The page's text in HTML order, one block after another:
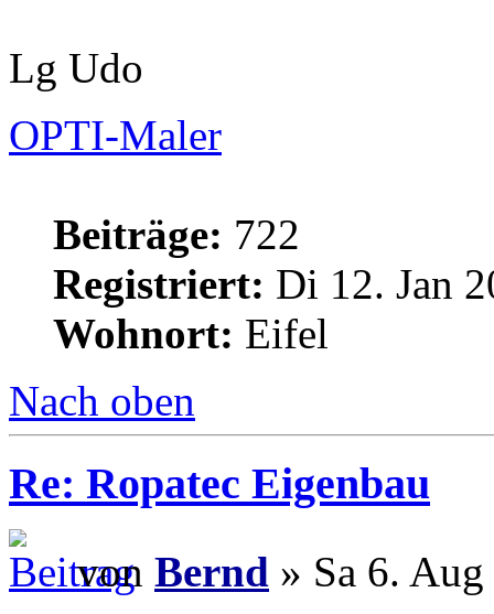
Lg Udo
OPTI-Maler
Beiträge: 722
Registriert: Di 12. Jan
Wohnort: Eifel
Nach oben
Re: Ropatec Eigenbau
von Bernd » Sa 6.